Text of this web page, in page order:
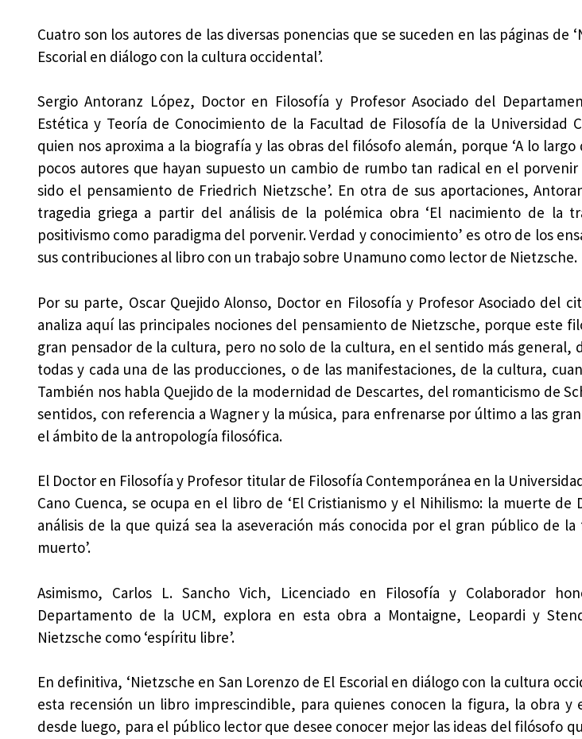
Cuatro son los autores de las diversas ponencias que se suceden en las páginas de
Escorial en diálogo con la cultura occidental’.
Sergio Antoranz López, Doctor en Filosofía y Profesor Asociado del
Estética y Teoría de Conocimiento de la Facultad de Filosofía de la Universidad
quien nos aproxima a la biografía y las obras del filósofo alemán, porque ‘A lo
pocos autores que hayan supuesto un cambio de rumbo tan radical en el
sido el pensamiento de Friedrich Nietzsche’. En otra de sus aportaciones,
tragedia griega a partir del análisis de la polémica obra ‘El nacimiento de la
positivismo como paradigma del porvenir. Verdad y conocimiento’ es otro de los
sus contribuciones al libro con un trabajo sobre Unamuno como lector de Nietzsche.
Por su parte, Oscar Quejido Alonso, Doctor en Filosofía y Profesor Asociado del
analiza aquí las principales nociones del pensamiento de Nietzsche, porque este
gran pensador de la cultura, pero no solo de la cultura, en el sentido más general,
todas y cada una de las producciones, o de las manifestaciones, de la cultura,
También nos habla Quejido de la modernidad de Descartes, del romanticismo de
sentidos, con referencia a Wagner y la música, para enfrenarse por último a las
el ámbito de la antropología filosófica.
El Doctor en Filosofía y Profesor titular de Filosofía Contemporánea en la
Cano Cuenca, se ocupa en el libro de ‘El Cristianismo y el Nihilismo: la muerte de
análisis de la que quizá sea la aseveración más conocida por el gran público de la
muerto’.
Asimismo, Carlos L. Sancho Vich, Licenciado en Filosofía y Colaborador
Departamento de la UCM, explora en esta obra a Montaigne, Leopardi y
Nietzsche como ‘espíritu libre’.
En definitiva, ‘Nietzsche en San Lorenzo de El Escorial en diálogo con la cultura
esta recensión un libro imprescindible, para quienes conocen la figura, la obra y
desde luego, para el público lector que desee conocer mejor las ideas del filósofo